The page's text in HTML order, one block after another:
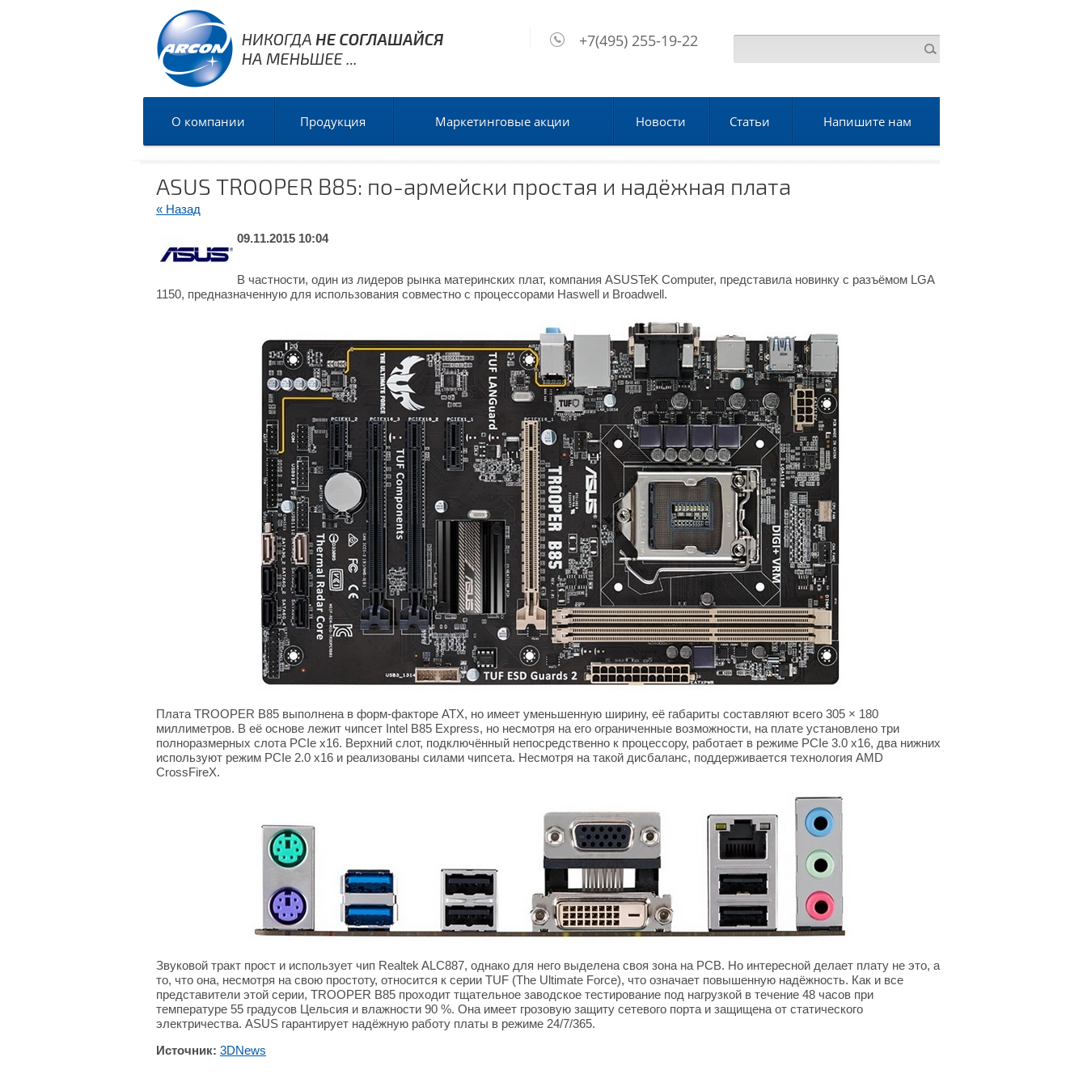
+7(495) 255-19-22
О компании Продукция Маркетинговые акции Новости Статьи Напишите нам
ASUS TROOPER B85: по-армейски простая и надёжная плата
« Назад
09.11.2015 10:04
В частности, один из лидеров рынка материнских плат, компания ASUSTeK Computer, представила новинку с разъёмом LGA
1150, предназначенную для использования совместно с процессорами Haswell и Broadwell.
Плата TROOPER B85 выполнена в форм-факторе ATX, но имеет уменьшенную ширину, её габариты составляют всего 305 × 180
миллиметров. В её основе лежит чипсет Intel B85 Express, но несмотря на его ограниченные возможности, на плате установлено три
полноразмерных слота PCIe x16. Верхний слот, подключённый непосредственно к процессору, работает в режиме PCIe 3.0 x16, два нижних
используют режим PCIe 2.0 x16 и реализованы силами чипсета. Несмотря на такой дисбаланс, поддерживается технология AMD
CrossFireX.
Звуковой тракт прост и использует чип Realtek ALC887, однако для него выделена своя зона на PCB. Но интересной делает плату не это, а
то, что она, несмотря на свою простоту, относится к серии TUF (The Ultimate Force), что означает повышенную надёжность. Как и все
представители этой серии, TROOPER B85 проходит тщательное заводское тестирование под нагрузкой в течение 48 часов при
температуре 55 градусов Цельсия и влажности 90 %. Она имеет грозовую защиту сетевого порта и защищена от статического
электричества. ASUS гарантирует надёжную работу платы в режиме 24/7/365.
Источник: 3DNews